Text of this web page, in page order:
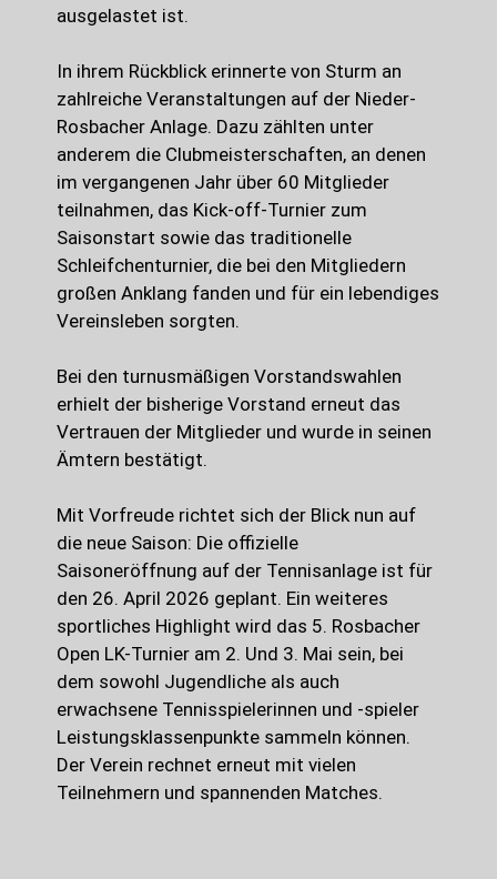
ausgelastet ist.
In ihrem Rückblick erinnerte von Sturm an
zahlreiche Veranstaltungen auf der Nieder-
Rosbacher Anlage. Dazu zählten unter
anderem die Clubmeisterschaften, an denen
im vergangenen Jahr über 60 Mitglieder
teilnahmen, das Kick-off-Turnier zum
Saisonstart sowie das traditionelle
Schleifchenturnier, die bei den Mitgliedern
großen Anklang fanden und für ein lebendiges
Vereinsleben sorgten.
Bei den turnusmäßigen Vorstandswahlen
erhielt der bisherige Vorstand erneut das
Vertrauen der Mitglieder und wurde in seinen
Ämtern bestätigt.
Mit Vorfreude richtet sich der Blick nun auf
die neue Saison: Die offizielle
Saisoneröffnung auf der Tennisanlage ist für
den 26. April 2026 geplant. Ein weiteres
sportliches Highlight wird das 5. Rosbacher
Open LK-Turnier am 2. Und 3. Mai sein, bei
dem sowohl Jugendliche als auch
erwachsene Tennisspielerinnen und -spieler
Leistungsklassenpunkte sammeln können.
Der Verein rechnet erneut mit vielen
Teilnehmern und spannenden Matches.